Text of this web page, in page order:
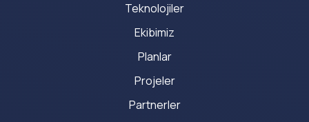
Teknolojiler
Ekibimiz
Planlar
Projeler
Partnerler